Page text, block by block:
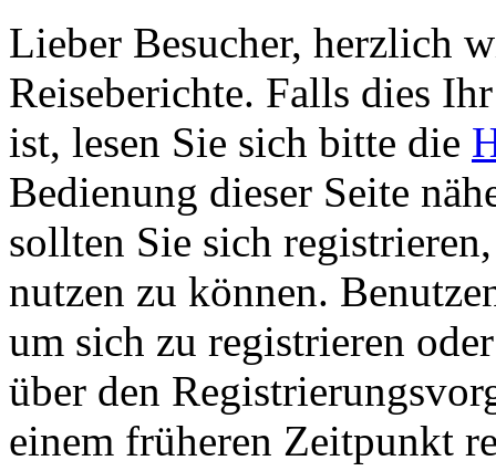
Lieber Besucher, herzlich
Reiseberichte. Falls dies
ist, lesen Sie sich bitte die
Bedienung dieser Seite
sollten Sie sich
nutzen zu können.
um sich zu registrieren
über den
einem früheren Zeitpunkt